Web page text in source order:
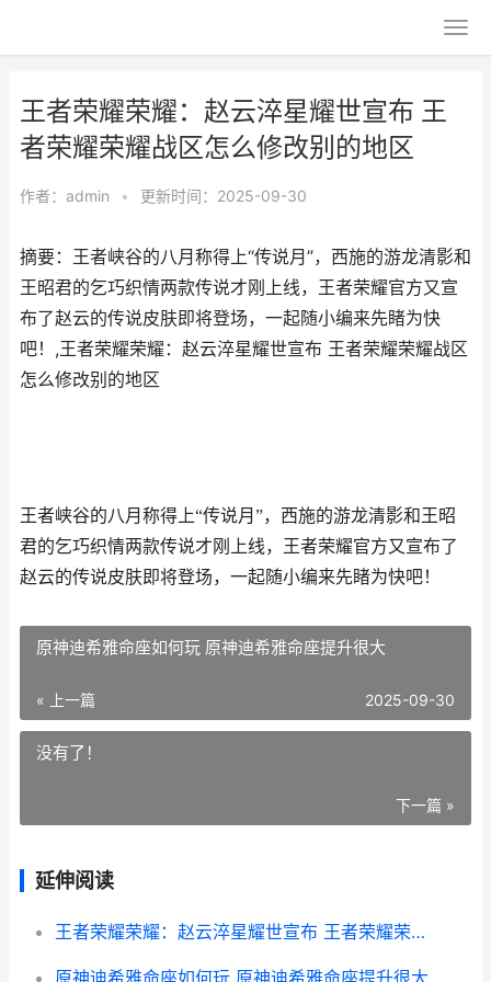
王者荣耀荣耀：赵云淬星耀世宣布 王
者荣耀荣耀战区怎么修改别的地区
作者： admin • 更新时间：2025-09-30
摘要：王者峡谷的八月称得上“传说月”，西施的游龙清影和
王昭君的乞巧织情两款传说才刚上线，王者荣耀官方又宣
布了赵云的传说皮肤即将登场，一起随小编来先睹为快
吧！,王者荣耀荣耀：赵云淬星耀世宣布 王者荣耀荣耀战区
怎么修改别的地区
王者峡谷的八月称得上“传说月”，西施的游龙清影和王昭
君的乞巧织情两款传说才刚上线，王者荣耀官方又宣布了
赵云的传说皮肤即将登场，一起随小编来先睹为快吧！
原神迪希雅命座如何玩 原神迪希雅命座提升很大
« 上一篇 2025-09-30
没有了！
下一篇 »
延伸阅读
王者荣耀荣耀：赵云淬星耀世宣布 王者荣耀荣耀战区怎么修改别的地区
原神迪希雅命座如何玩 原神迪希雅命座提升很大